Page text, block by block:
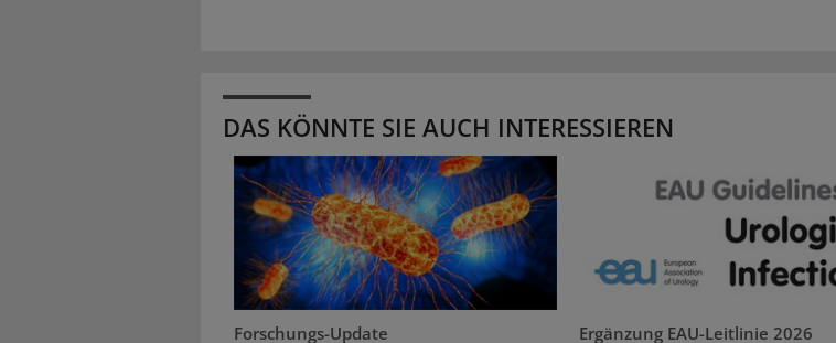
DAS KÖNNTE SIE AUCH INTERESSIEREN
Forschungs-Update Ergänzung EAU-Leitlinie 2026